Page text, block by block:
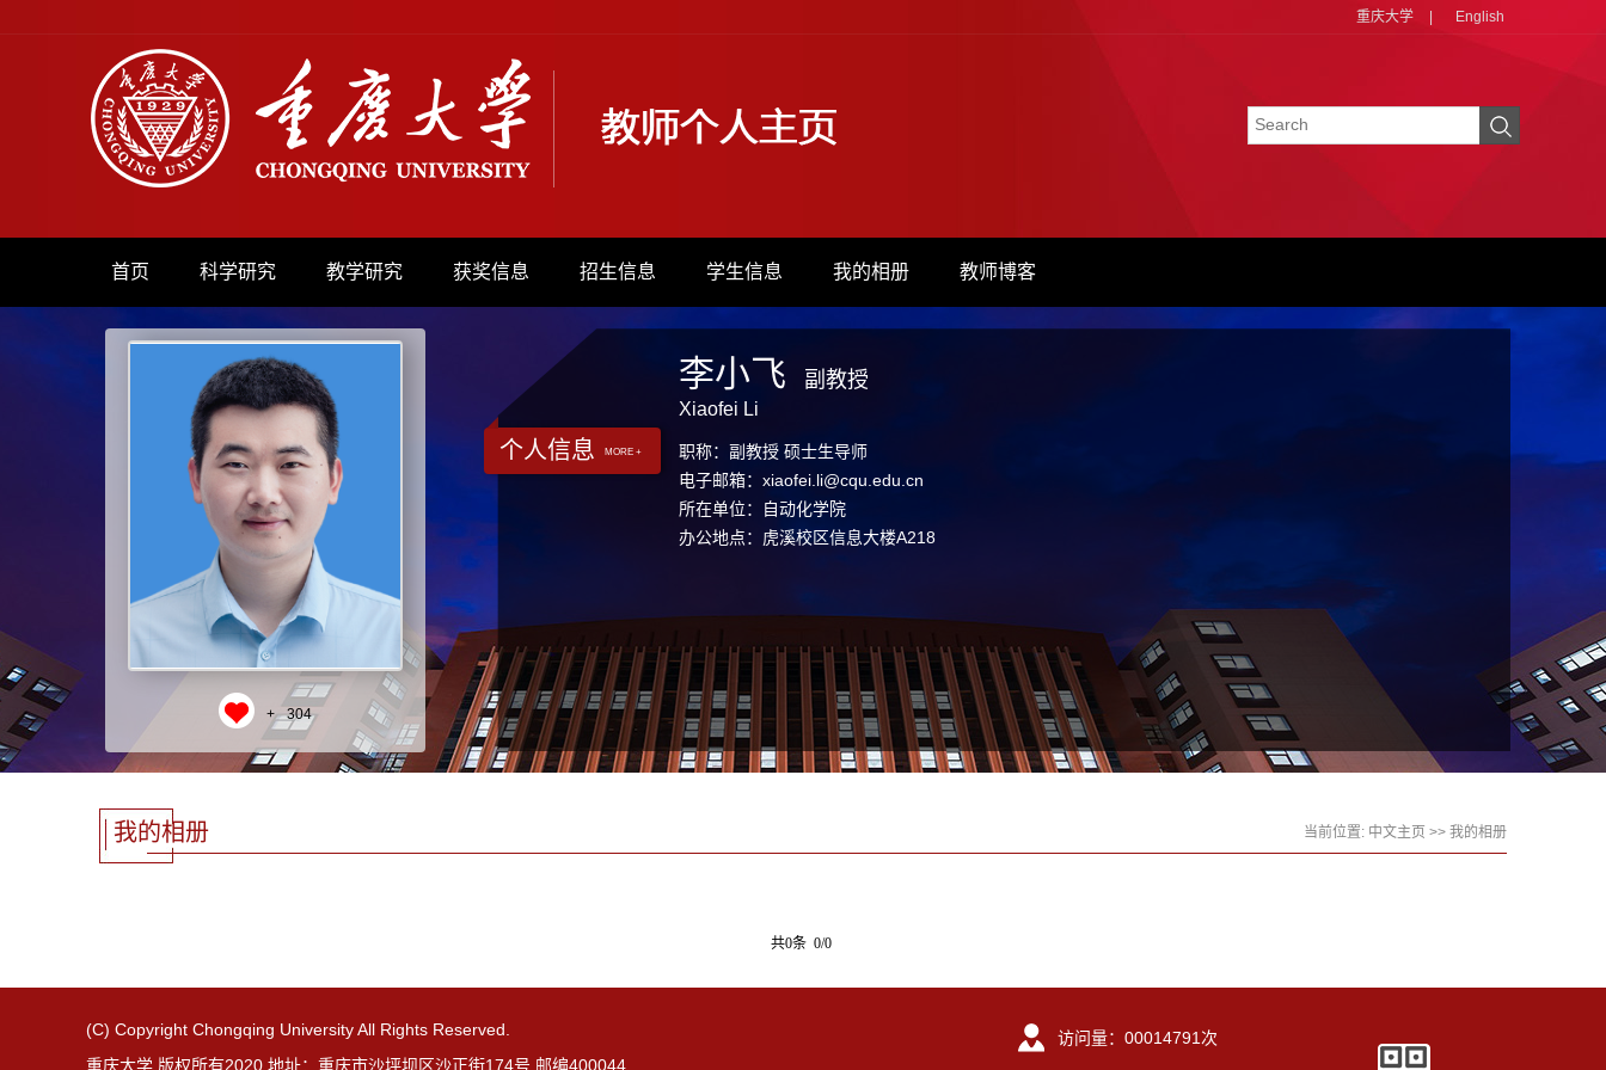
重庆大学 English
首页 科学研究 教学研究 获奖信息 招生信息 学生信息 我的相册 教师博客
+ 304
个人信息 MORE +
李小飞
Xiaofei Li
副教授
职称：副教授 硕士生导师
电子邮箱： xiaofei.li@cqu.edu.cn
所在单位：自动化学院
办公地点：虎溪校区信息大楼A218
我的相册 当前位置: 中文主页 >> 我的相册
共0条 0/0
(C) Copyright Chongqing University All Rights Reserved.
重庆大学 版权所有2020 地址：重庆市沙坪坝区沙正街174号 邮编400044
访问量： 00014791 次